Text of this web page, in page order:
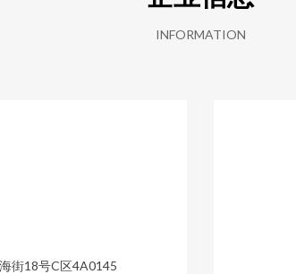
INFORMATION
街18号C区4A0145